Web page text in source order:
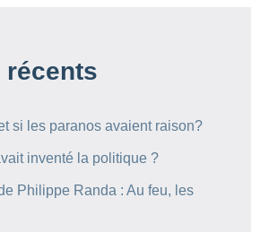
si les paranos avaient raison?
inventé la politique ?
Philippe Randa : Au feu, les